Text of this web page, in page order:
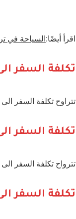
اقرأ أيضًا: السياحة في تركيا
تكلفة السفر
تتراوح تكلفة السفر الى
تكلفة السفر
تترواح تكلفة السفر الى تركيا
تكلفة السفر